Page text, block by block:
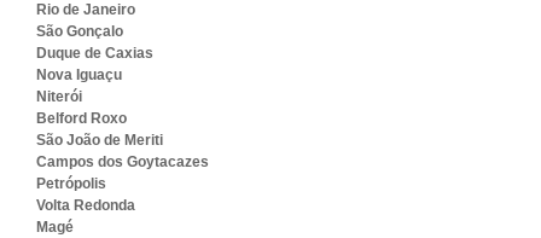
Rio de Janeiro
São Gonçalo
Duque de Caxias
Nova Iguaçu
Niterói
Belford Roxo
São João de Meriti
Campos dos Goytacazes
Petrópolis
Volta Redonda
Magé